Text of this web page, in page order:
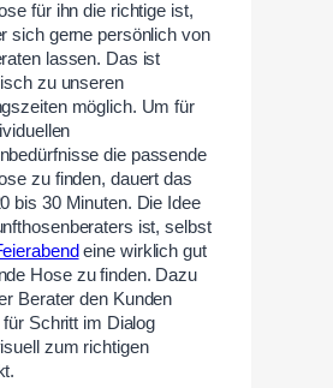
für ihn die richtige ist,
sich gerne persönlich von
lassen. Das ist
zu unseren
möglich. Um für
die passende
zu finden, dauert das
bis 30 Minuten. Die Idee
ist, selbst
eine wirklich gut
Hose zu finden. Dazu
Berater den Kunden
für Schritt im Dialog
zum richtigen